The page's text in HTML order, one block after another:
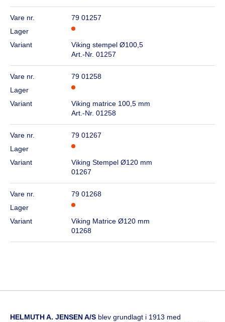
Vare nr.
79 01257
Lager
Variant
Viking stempel Ø100,5
Art.-Nr. 01257
Vare nr.
79 01258
Lager
Variant
Viking matrice 100,5 mm
Art.-Nr. 01258
Vare nr.
79 01267
Lager
Variant
Viking Stempel Ø120 mm
01267
Vare nr.
79 01268
Lager
Variant
Viking Matrice Ø120 mm
01268
HELMUTH A. JENSEN A/S blev grundlagt i 1913 med